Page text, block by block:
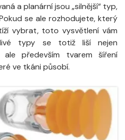
a planární jsou „silnější“ typ,
se ale rozhodujete, který
vybrat, toto vysvětlení vám
typy se totiž liší nejen
ale především tvarem šíření
ve tkáni působí.